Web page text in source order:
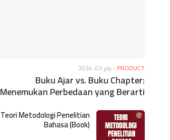
PRODUCT
-يناير 03, 2024
Buku Ajar vs. Buku Chapter:
Menemukan Perbedaan yang Berarti
Teori Metodologi Penelitian
Bahasa (Book)